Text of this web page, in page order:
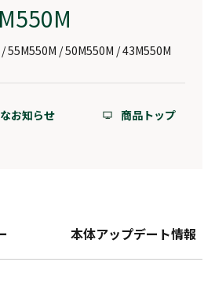
55M550M / 50M550M / 43M550M
お知らせ
商品トップ
本体アップデート情報